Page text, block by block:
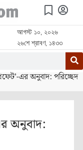
আগস্ট ১০, ২০২৬
২৬শে শ্রাবণ, ১৪৩৩
এর অনুবাদ: পরিচ্ছেদ
অনুবাদ: